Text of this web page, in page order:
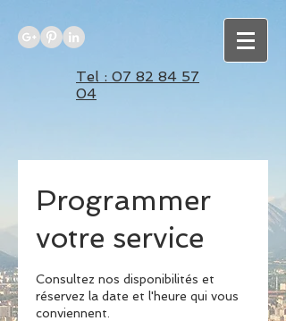
Tel : 07 82 84 57
04
Programmer
votre service
Consultez nos disponibilités et
réservez la date et l'heure qui vous
conviennent.